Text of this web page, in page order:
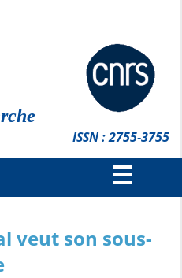
ISSN : 2755-3755
veut son sous-